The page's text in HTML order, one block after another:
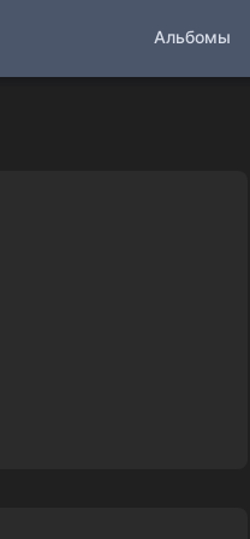
Альбомы